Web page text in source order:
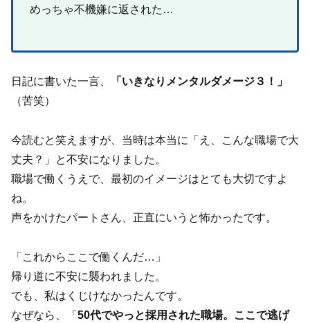
めっちゃ不機嫌に返された…
日記に書いた一言、
「いきなりメンタルダメージ３！」
（苦笑）
今読むと笑えますが、当時は本当に「え、こんな職場で大
丈夫？」と不安になりました。
職場で働くうえで、最初のイメージはとても大切ですよ
ね。
声をかけたパートさん、正直にいうと怖かったです。
「これからここで働くんだ…」
帰り道に不安に襲われました。
でも、私はくじけなかったんです。
なぜなら、「 50代でやっと採用された職場。ここで逃げ